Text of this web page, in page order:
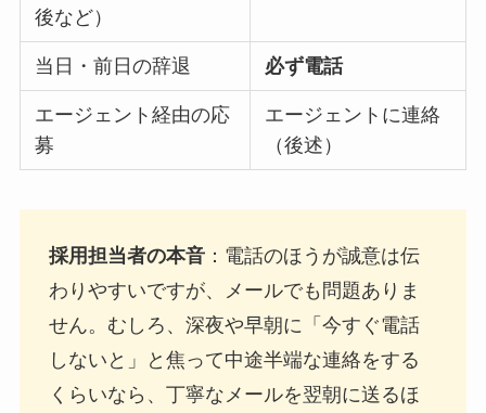
後など）
当日・前日の辞退 必ず電話
エージェント経由の応
募
エージェントに連絡
（後述）
採用担当者の本音：電話のほうが誠意は伝
わりやすいですが、メールでも問題ありま
せん。むしろ、深夜や早朝に「今すぐ電話
しないと」と焦って中途半端な連絡をする
くらいなら、丁寧なメールを翌朝に送るほ